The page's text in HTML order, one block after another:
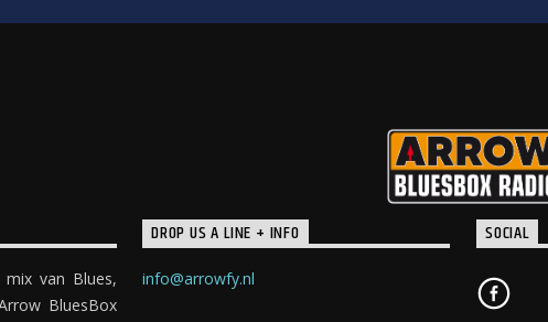
van Blues,
BluesBox
DROP US A LINE + INFO
info@arrowfy.nl
SOCIAL